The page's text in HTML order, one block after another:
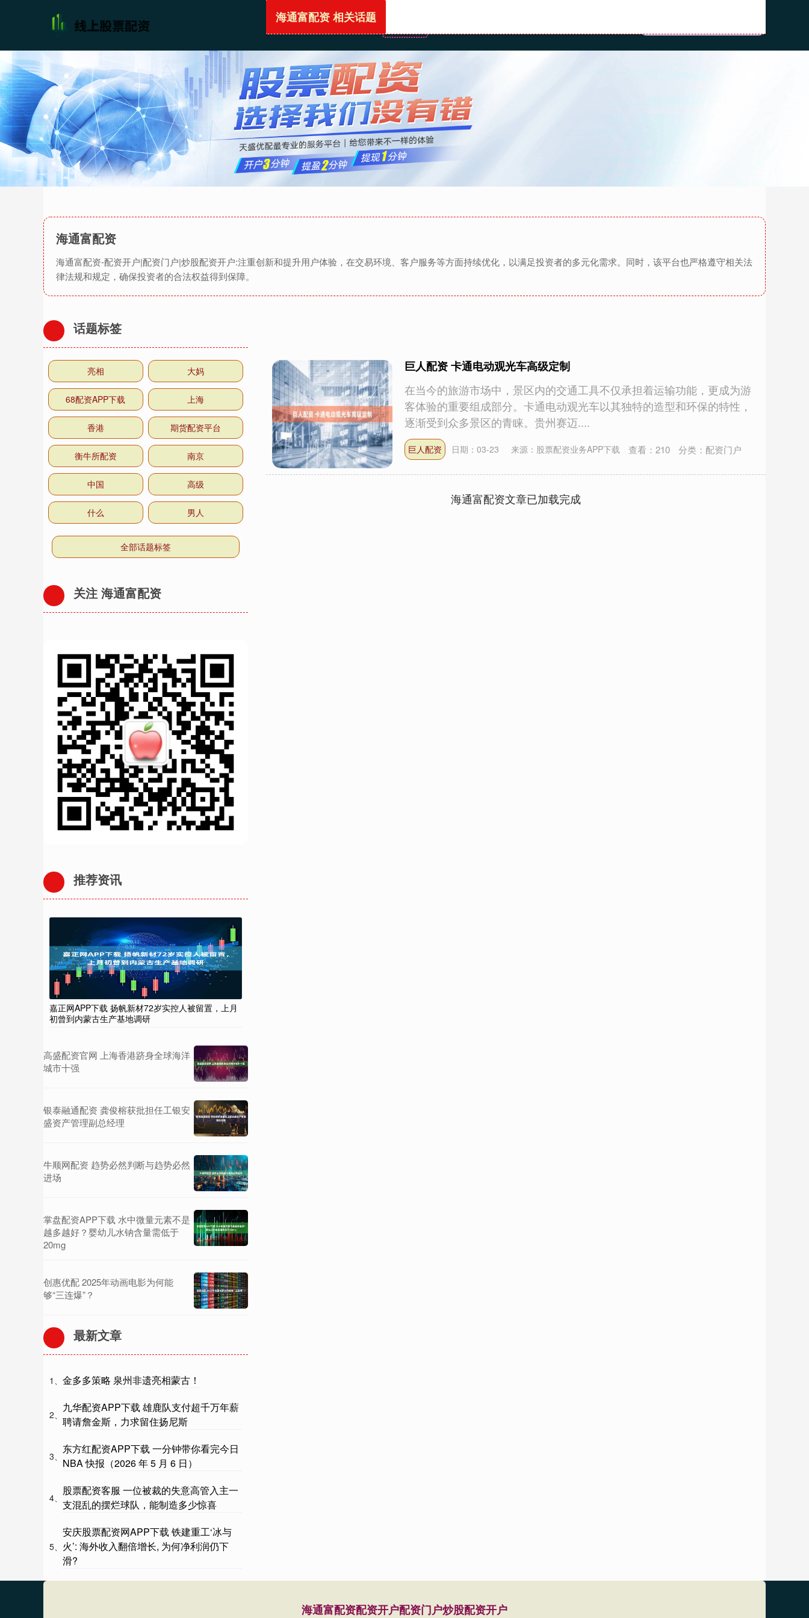
海通富配资
海通富配资-配资开户|配资门户|炒股配资开户:注重创新和提升用户体验，在交易环境、客户服务等方面持续优化，以满足投资者的多元化需求。同时，该平台也严格遵守相关法
律法规和规定，确保投资者的合法权益得到保障。
海通富配资 相关话题
巨人配资 卡通电动观光车高级定制
在当今的旅游市场中，景区内的交通工具不仅承担着运输功能，更成为游
客体验的重要组成部分。卡通电动观光车以其独特的造型和环保的特性，
逐渐受到众多景区的青睐。贵州赛迈....
巨人配资 日期：03-23 来源：股票配资业务APP下载 查看：210 分类： 配资门户
海通富配资文章已加载完成
话题标签
亮相 大妈
68配资APP下载 上海
香港 期货配资平台
衡牛所配资 南京
中国 高级
什么 男人
全部话题标签
关注 海通富配资
推荐资讯
嘉正网APP下载 扬帆新材72岁实控人被留置，上月
初曾到内蒙古生产基地调研
高盛配资官网 上海香港跻身全球海洋
城市十强
银泰融通配资 龚俊榕获批担任工银安
盛资产管理副总经理
牛顺网配资 趋势必然判断与趋势必然
进场
掌盘配资APP下载 水中微量元素不是
越多越好？婴幼儿水钠含量需低于
20mg
创惠优配 2025年动画电影为何能
够“三连爆”？
最新文章
1、 金多多策略 泉州非遗亮相蒙古！
2、
九华配资APP下载 雄鹿队支付超千万年薪
聘请詹金斯，力求留住扬尼斯
3、
东方红配资APP下载 一分钟带你看完今日
NBA 快报（2026 年 5 月 6 日）
4、
股票配资客服 一位被裁的失意高管入主一
支混乱的摆烂球队，能制造多少惊喜
5、
安庆股票配资网APP下载 铁建重工‘冰与
火’: 海外收入翻倍增长, 为何净利润仍下
滑?
海通富配资配资开户配资门户炒股配资开户